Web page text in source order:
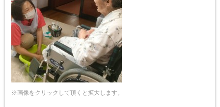
※画像をクリックして頂くと拡大します。